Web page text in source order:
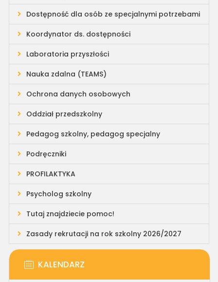
Dostępność dla osób ze specjalnymi potrzebami
Koordynator ds. dostępności
Laboratoria przyszłości
Nauka zdalna (TEAMS)
Ochrona danych osobowych
Oddział przedszkolny
Pedagog szkolny, pedagog specjalny
Podręczniki
PROFILAKTYKA
Psycholog szkolny
Tutaj znajdziecie pomoc!
Zasady rekrutacji na rok szkolny 2026/2027
KALENDARZ